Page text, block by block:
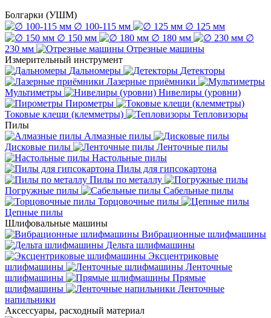
Болгарки (УШМ)
∅ 100-115 мм
∅ 125 мм
∅ 150 мм
∅ 180 мм
∅
230 мм
Отрезные машины
Измерительный инструмент
Дальномеры
Детекторы
Лазерные приёмники
Мультиметры
Нивелиры (уровни)
Пирометры
Токовые клещи (клемметры)
Тепловизоры
Пилы
Алмазные пилы
Дисковые пилы
Ленточные пилы
Настольные пилы
Пилы для гипсокартона
Пилы по металлу
Погружные пилы
Сабельные пилы
Торцовочные пилы
Цепные пилы
Шлифовальные машины
Вибрационные шлифмашины
Дельта шлифмашины
Эксцентриковые
шлифмашины
Ленточные
шлифмашины
Прямые
шлифмашины
Ленточные
напильники
Аксессуары, расходный материал